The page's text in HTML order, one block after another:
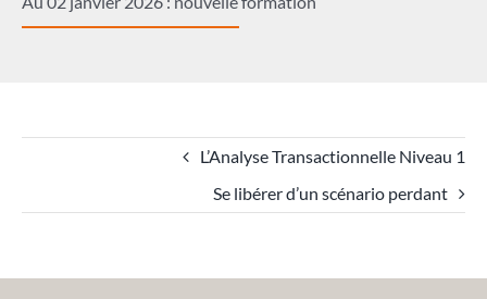
L’Analyse Transactionnelle Niveau 1
Se libérer d’un scénario perdant